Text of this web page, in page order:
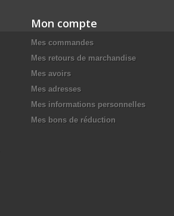
Mon compte
Mes commandes
Mes retours de marchandise
Mes avoirs
Mes adresses
Mes informations personnelles
Mes bons de réduction